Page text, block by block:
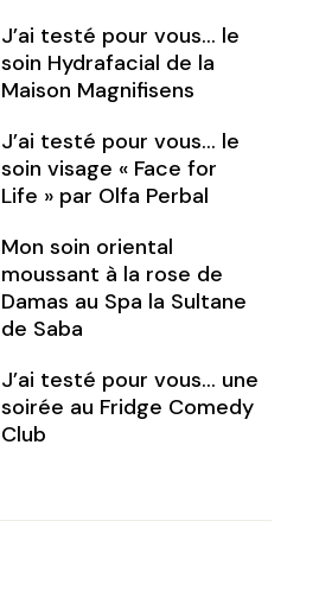
J’ai testé pour vous… le
soin Hydrafacial de la
Maison Magnifisens
J’ai testé pour vous… le
soin visage « Face for
Life » par Olfa Perbal
Mon soin oriental
moussant à la rose de
Damas au Spa la Sultane
de Saba
J’ai testé pour vous… une
soirée au Fridge Comedy
Club